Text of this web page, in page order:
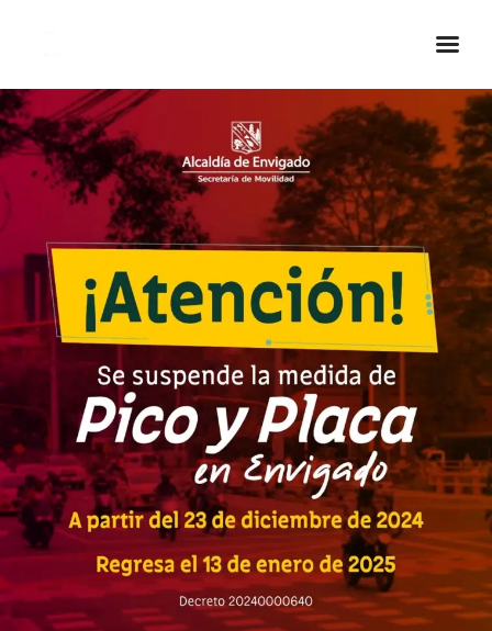
Inicio Real FM
Streaming
En Vivo
Descarga La APP
Programas
Noticias
Equipo
Sobre Nosotros
Contactos